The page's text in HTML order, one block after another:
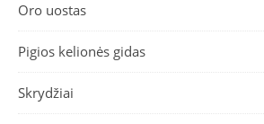
Oro uostas
Pigios kelionės gidas
Skrydžiai